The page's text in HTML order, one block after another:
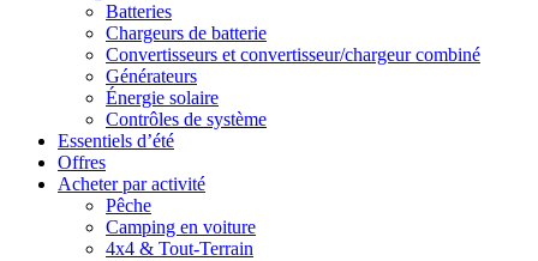
Batteries
Chargeurs de batterie
Convertisseurs et convertisseur/chargeur combiné
Générateurs
Énergie solaire
Contrôles de système
Essentiels d’été
Offres
Acheter par activité
Pêche
Camping en voiture
4x4 & Tout-Terrain